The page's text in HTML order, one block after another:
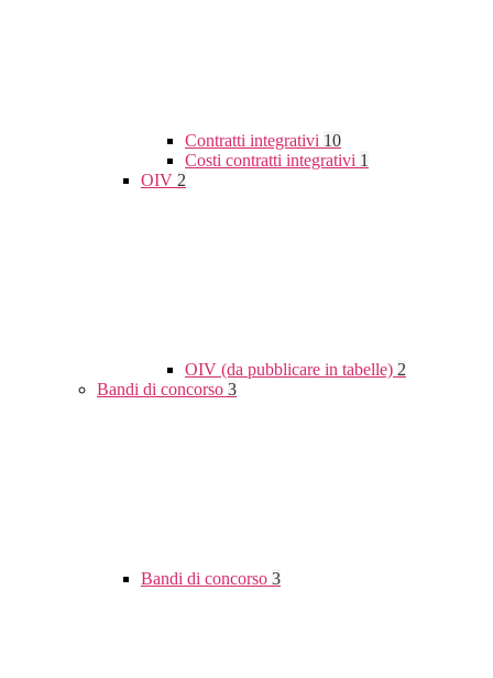
Contratti integrativi 10
Costi contratti integrativi 1
OIV 2
OIV (da pubblicare in tabelle) 2
Bandi di concorso 3
Bandi di concorso 3